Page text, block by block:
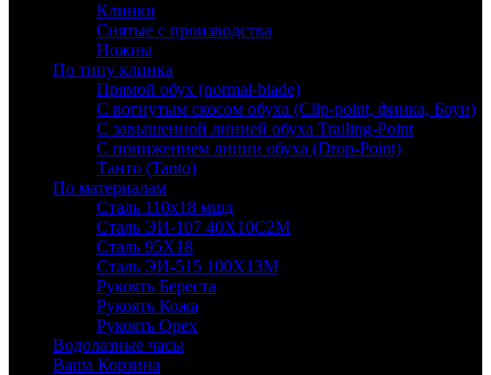
Клинки
Снятые с производства
Ножны
По типу клинка
Прямой обух (normal-blade)
С вогнутым скосом обуха (Clip-point, финка, Боуи)
С завышенной линией обуха Trailing-Point
С понижением линии обуха (Drop-Point)
Танто (Tanto)
По материалам
Сталь 110х18 мшд
Сталь ЭИ-107 40Х10С2М
Сталь 95Х18
Сталь ЭИ-515 100Х13М
Рукоять Береста
Рукоять Кожа
Рукоять Орех
Водолазные часы
Ваша Корзина